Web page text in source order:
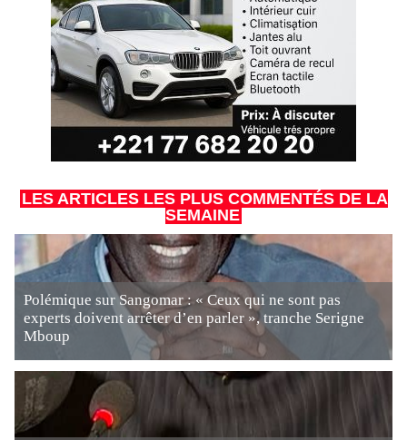
LES ARTICLES LES PLUS COMMENTÉS DE LA
SEMAINE
Polémique sur Sangomar : « Ceux qui ne sont pas
experts doivent arrêter d’en parler », tranche Serigne
Mboup